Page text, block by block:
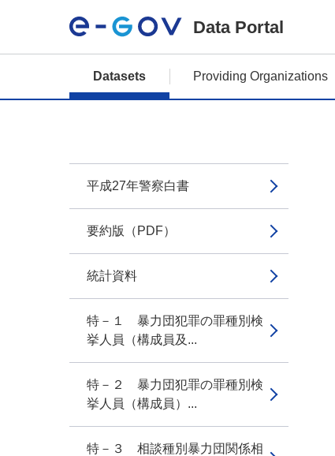
Data Portal
Datasets Providing Organizations
平成27年警察白書
要約版（PDF）
統計資料
特－１ 暴力団犯罪の罪種別検
挙人員（構成員及...
特－２ 暴力団犯罪の罪種別検
挙人員（構成員）...
特－３ 相談種別暴力団関係相